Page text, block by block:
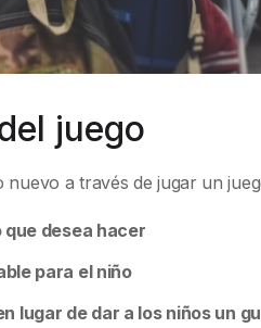
juego
a través de jugar un
que desea hacer
para el niño
lugar de dar a los niños un